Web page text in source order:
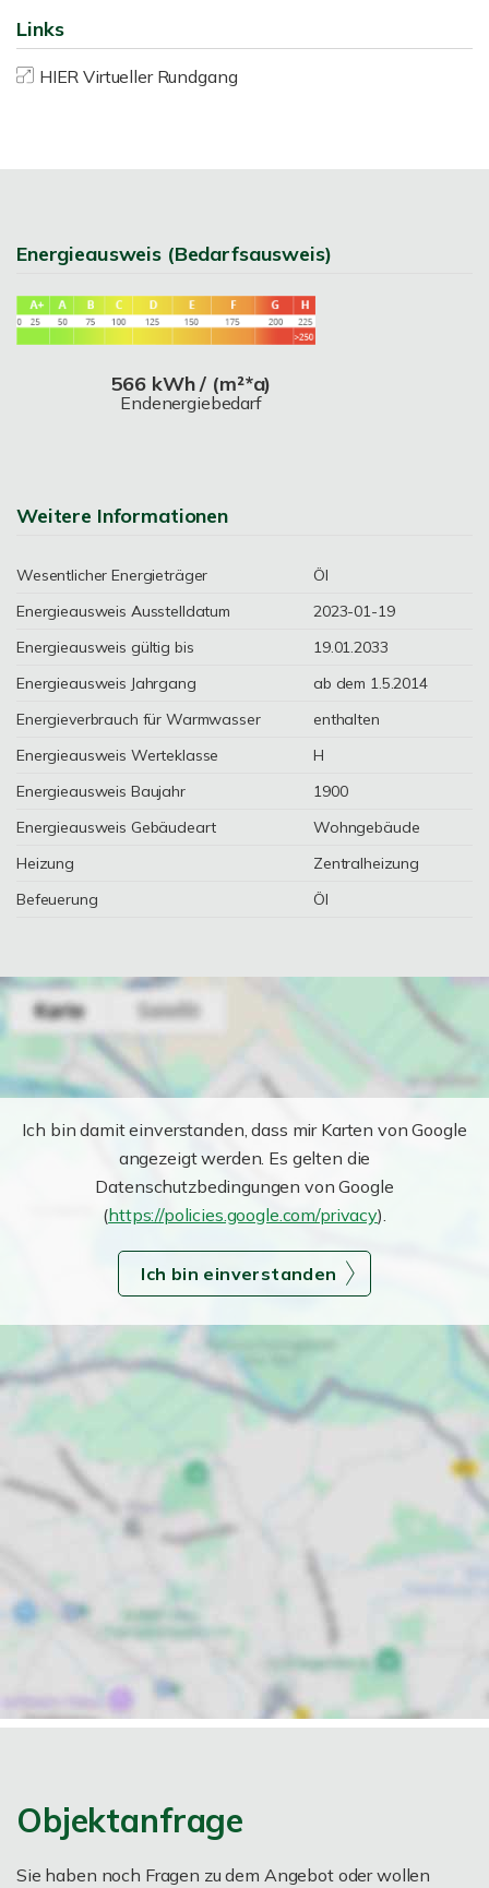
Links
HIER Virtueller Rundgang
Energieausweis (Bedarfsausweis)
566 kWh / (m²*a)
Endenergiebedarf
Weitere Informationen
Wesentlicher Energieträger
Öl
Energieausweis Ausstelldatum
2023-01-19
Energieausweis gültig bis
19.01.2033
Energieausweis Jahrgang
ab dem 1.5.2014
Energieverbrauch für Warmwasser
enthalten
Energieausweis Werteklasse
H
Energieausweis Baujahr
1900
Energieausweis Gebäudeart
Wohngebäude
Heizung
Zentralheizung
Befeuerung
Öl
Ich bin damit einverstanden, dass mir Karten von Google
angezeigt werden. Es gelten die
Datenschutzbedingungen von Google
(https://policies.google.com/privacy).
Ich bin einverstanden
Objektanfrage
Sie haben noch Fragen zu dem Angebot oder wollen